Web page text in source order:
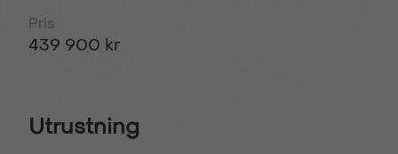
Pris
439 900 kr
Utrustning